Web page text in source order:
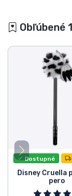
Obľúbené
Dostupné
Disney Cruella
pero